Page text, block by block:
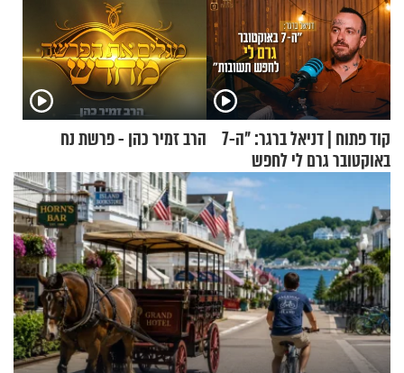
קוד פתוח | דניאל ברגר: "ה-7
באוקטובר גרם לי לחפש
תשובות"
הרב זמיר כהן - פרשת נח